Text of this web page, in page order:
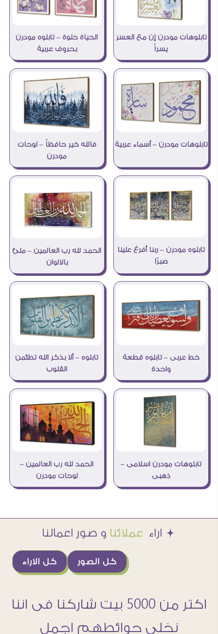
تابلوهات مودرن إن مع العسر
يسراً
الحياة حلوة – تابلوه مودرن
بحروف عربية
تابلوهات مودرن – أسماء عربية
فالله خير حافظاً – لوحات
مودرن
تابلوه مودرن – ربنا أفرغ علينا
صبرًا
الحمد لله رب العالمين – ملئ
بالالوان
خط عربى – تابلوه قطعة
واحدة
تابلوه – ألا بذكر الله تطئمن
القلوب
تابلوهات مودرن اسلامى –
ذهبى
الحمد لله رب العالمين –
لوحات مودرن
Æ اراء عملائنا و صور اعمالنا
كل الاراء كل الصور
اكتر من 5000 بيت شاركنا فى اننا
نخلى حوائطهم اجمل